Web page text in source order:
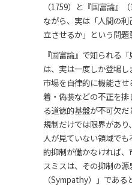
（1759）と『国富論』
ながら、実は「人間の
立させるか」という問題
『国富論』で知られる
は、実は一度しか登場し
市場を自律的に機能さ
着・偽装などの不正を
る道徳的基盤が不可欠
規制だけでは限界があ
人が見ていない領域で
的抑制が働かなければ、
スミスは、その抑制の
（Sympathy）」である